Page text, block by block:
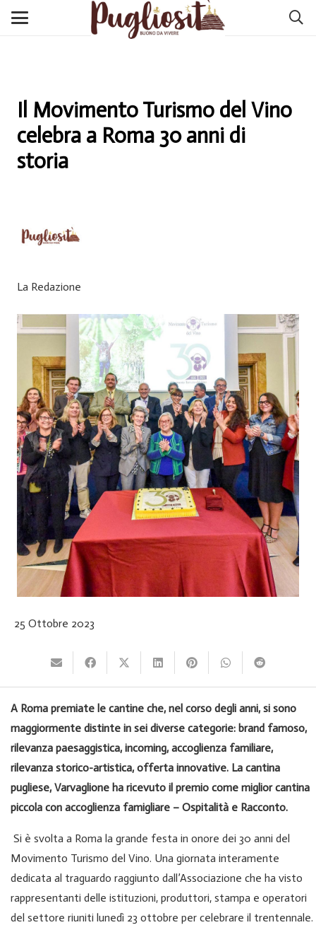
Il Movimento Turismo del Vino
celebra a Roma 30 anni di
storia
La Redazione
25 Ottobre 2023
A Roma premiate le cantine che, nel corso degli anni, si sono
maggiormente distinte in sei diverse categorie: brand famoso,
rilevanza paesaggistica, incoming, accoglienza familiare,
rilevanza storico-artistica, offerta innovative. La cantina
pugliese, Varvaglione ha ricevuto il premio come miglior cantina
piccola con accoglienza famigliare – Ospitalità e Racconto.
Si è svolta a Roma la grande festa in onore dei 30 anni del
Movimento Turismo del Vino. Una giornata interamente
dedicata al traguardo raggiunto dall’Associazione che ha visto
rappresentanti delle istituzioni, produttori, stampa e operatori
del settore riuniti lunedì 23 ottobre per celebrare il trentennale.